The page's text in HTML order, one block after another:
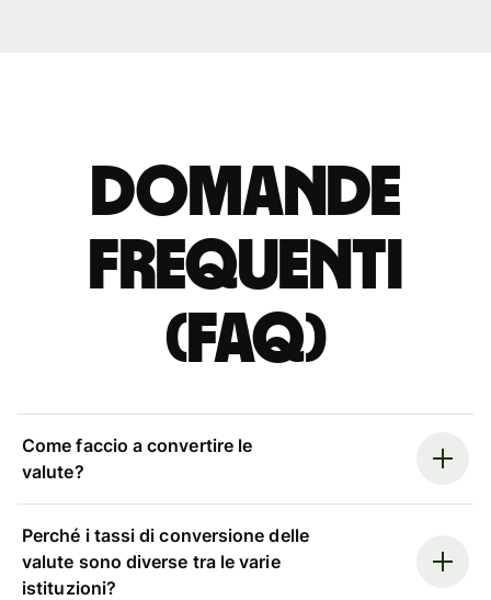
Domande
Frequenti
(FAQ)
Come faccio a convertire le
valute?
Perché i tassi di conversione delle
valute sono diverse tra le varie
istituzioni?